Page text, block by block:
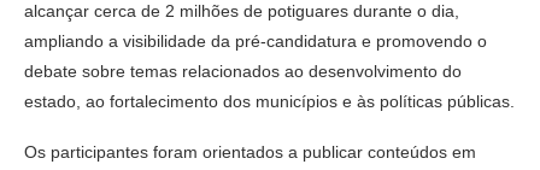
alcançar cerca de 2 milhões de potiguares durante o dia,
ampliando a visibilidade da pré-candidatura e promovendo o
debate sobre temas relacionados ao desenvolvimento do
estado, ao fortalecimento dos municípios e às políticas públicas.
Os participantes foram orientados a publicar conteúdos em